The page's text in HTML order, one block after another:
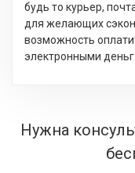
будь то курьер,
для желающих
возможность
электронными
Нужна